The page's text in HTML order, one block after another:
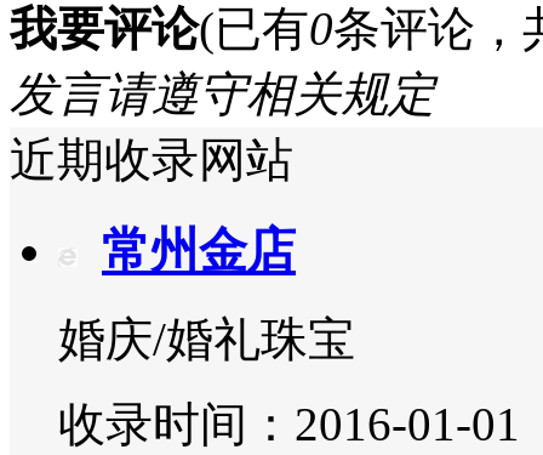
我要评论(已有0条评论，
发言请遵守相关规定
近期收录网站
常州金店
婚庆/婚礼珠宝
收录时间：2016-01-01